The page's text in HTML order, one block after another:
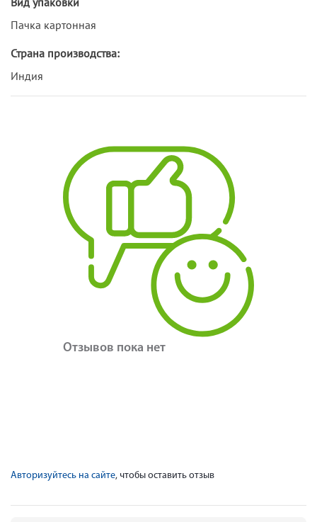
Пачка картонная
Страна производства:
Индия
Отзывов пока нет
Авторизуйтесь на сайте, чтобы оставить отзыв